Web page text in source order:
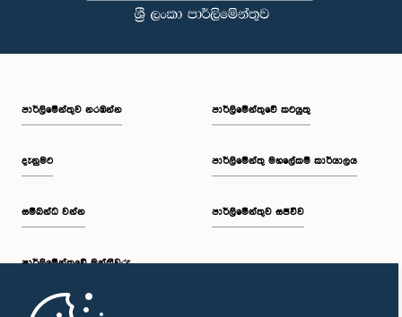
පාර්ලි‌මේන්තුව නරඹන්න
දැනුමට
සම්බන්ධ වන්න
පාර්ලි‌මේන්තුවේ මන්ත්‍රීවරු
මුල් පිටුව
පාර්ලිමේන්තුවේ කටයුතු
පාර්ලිමේන්තු මහලේකම් කාර්යාලය
පාර්ලිමේන්තුව සජීවීව